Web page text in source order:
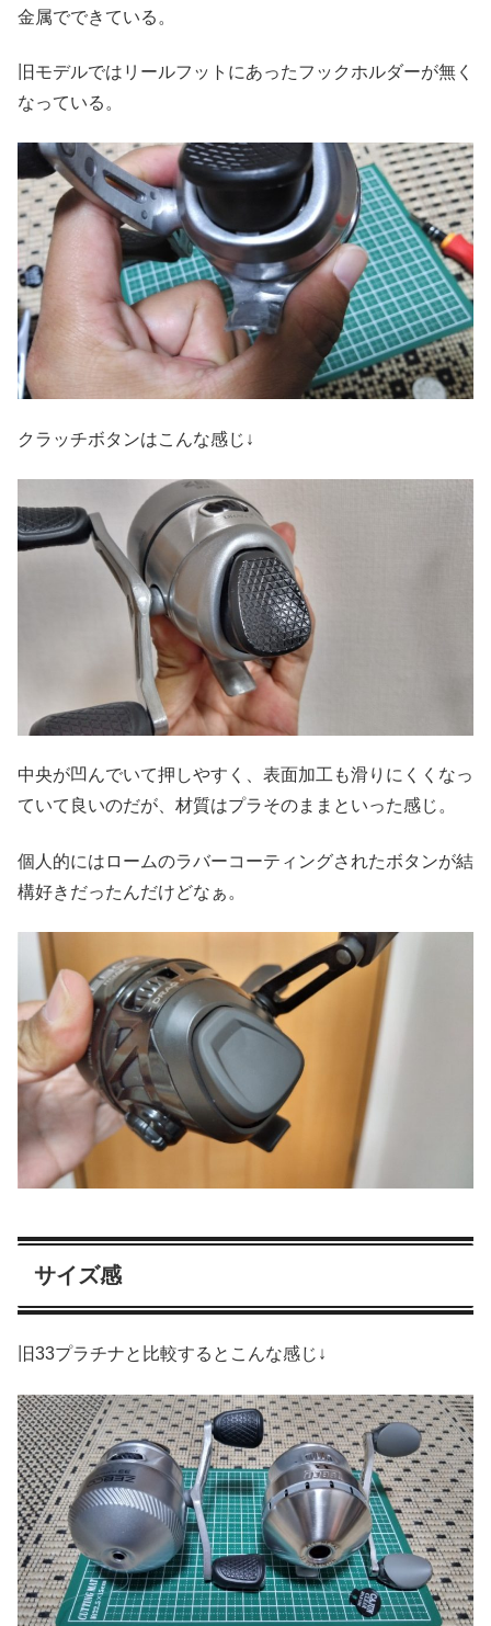
金属でできている。
旧モデルではリールフットにあったフックホルダーが無く
なっている。
クラッチボタンはこんな感じ↓
中央が凹んでいて押しやすく、表面加工も滑りにくくなっ
ていて良いのだが、材質はプラそのままといった感じ。
個人的にはロームのラバーコーティングされたボタンが結
構好きだったんだけどなぁ。
サイズ感
旧33プラチナと比較するとこんな感じ↓